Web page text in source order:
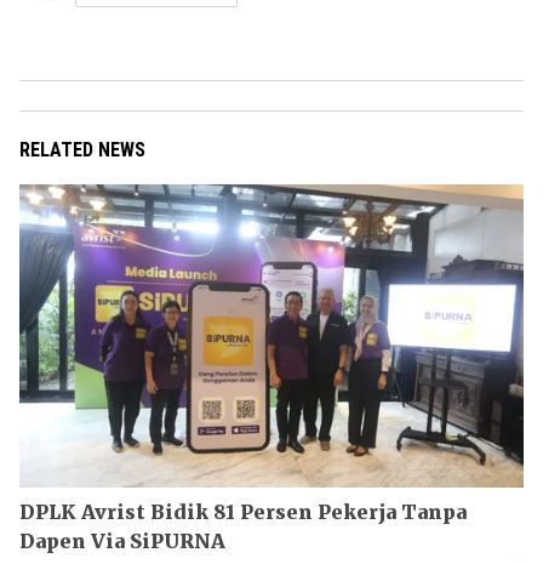
RELATED NEWS
DPLK Avrist Bidik 81 Persen Pekerja Tanpa
Dapen Via SiPURNA